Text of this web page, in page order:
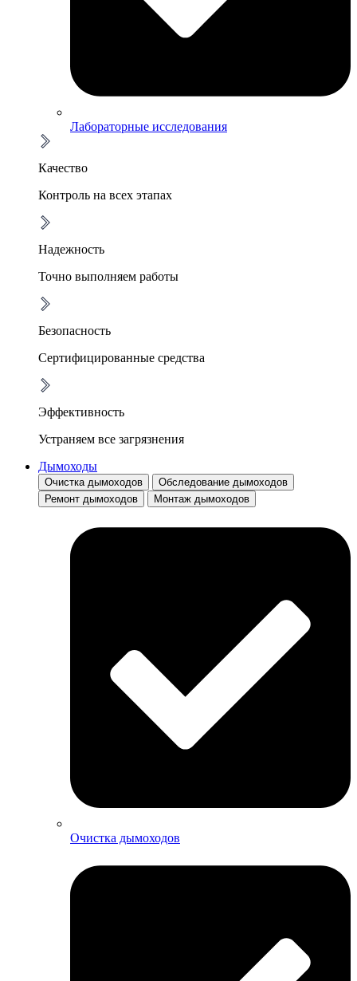
Лабораторные исследования
Качество
Контроль на всех этапах
Надежность
Точно выполняем работы
Безопасность
Сертифицированные средства
Эффективность
Устраняем все загрязнения
Дымоходы
Очистка дымоходов
Обследование дымоходов
Ремонт дымоходов
Монтаж дымоходов
Очистка дымоходов